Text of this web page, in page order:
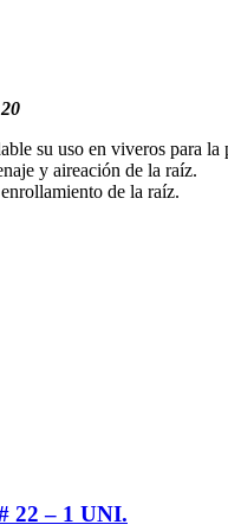
su uso en viveros para
y aireación de la raíz.
de la raíz.
22 – 1 UNI.